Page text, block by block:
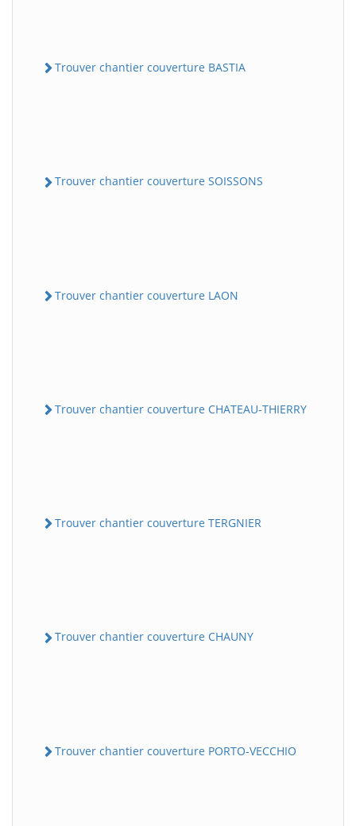
Trouver chantier couverture BASTIA
Trouver chantier couverture SOISSONS
Trouver chantier couverture LAON
Trouver chantier couverture CHATEAU-THIERRY
Trouver chantier couverture TERGNIER
Trouver chantier couverture CHAUNY
Trouver chantier couverture PORTO-VECCHIO